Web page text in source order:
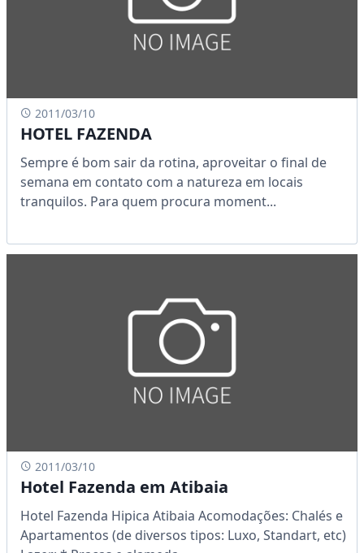
2011/03/10
HOTEL FAZENDA
Sempre é bom sair da rotina, aproveitar o final de
semana em contato com a natureza em locais
tranquilos. Para quem procura moment...
2011/03/10
Hotel Fazenda em Atibaia
Hotel Fazenda Hipica Atibaia Acomodações: Chalés e
Apartamentos (de diversos tipos: Luxo, Standart, etc)